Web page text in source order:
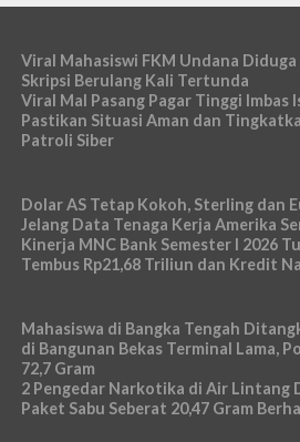
Viral Mahasiswi FKM Undana Diduga
Skripsi Berulang Kali Tertunda
Viral Mal Pasang Pagar Tinggi Imbas
Pastikan Situasi Aman dan
Patroli Siber
Dolar AS Tetap Kokoh, Sterling dan
Jelang Data Tenaga Kerja Amerika
Kinerja MNC Bank Semester I 2026
Tembus Rp21,68 Triliun dan Kredit
Mahasiswa di Bangka Tengah
di Bangunan Bekas Terminal Lama,
72,7 Gram
2 Pengedar Narkotika di Air Lintang
Paket Sabu Seberat 20,47 Gram